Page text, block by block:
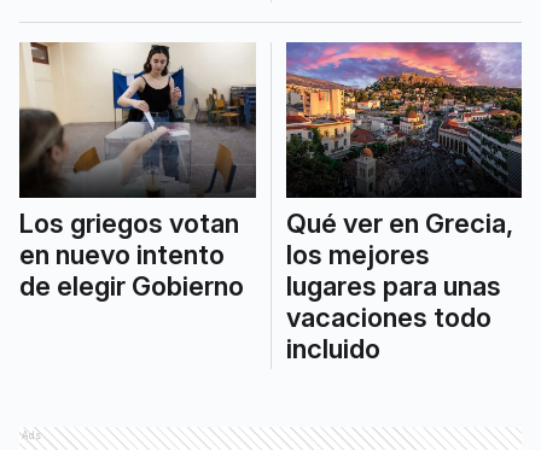
Los griegos votan
en nuevo intento
de elegir Gobierno
Qué ver en Grecia,
los mejores
lugares para unas
vacaciones todo
incluido
Ads